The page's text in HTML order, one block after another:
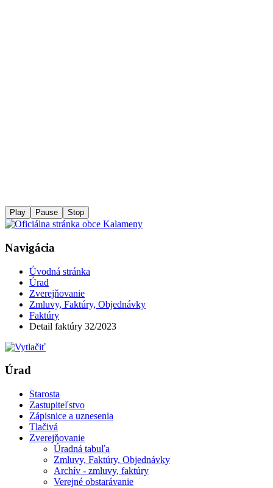
Play Pause Stop
Navigácia
Úvodná stránka
Úrad
Zverejňovanie
Zmluvy, Faktúry, Objednávky
Faktúry
Detail faktúry 32/2023
Úrad
Starosta
Zastupiteľstvo
Zápisnice a uznesenia
Tlačivá
Zverejňovanie
Úradná tabuľa
Zmluvy, Faktúry, Objednávky
Archív - zmluvy, faktúry
Verejné obstarávanie